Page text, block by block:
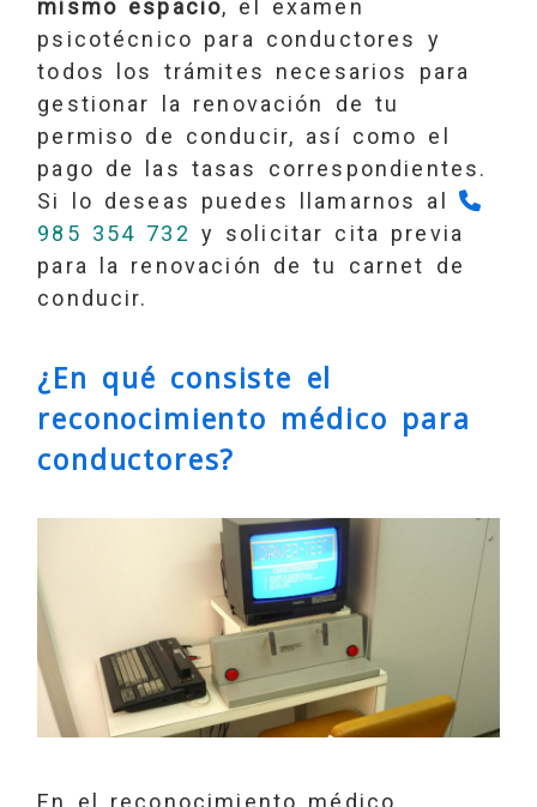
mismo espacio, el examen
psicotécnico para conductores y
todos los trámites necesarios para
gestionar la renovación de tu
permiso de conducir, así como el
pago de las tasas correspondientes.
Si lo deseas puedes llamarnos al
985 354 732 y solicitar cita previa
para la renovación de tu carnet de
conducir.
¿En qué consiste el
reconocimiento médico para
conductores?
En el reconocimiento médico